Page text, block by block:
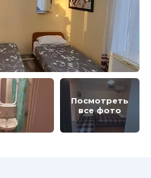
Посмотреть
все фото